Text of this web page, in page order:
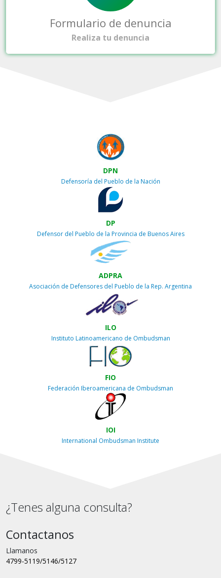
Formulario de denuncia
Realiza tu denuncia
DPN
Defensoría del Pueblo de la Nación
DP
Defensor del Pueblo de la Provincia de Buenos Aires
ADPRA
Asociación de Defensores del Pueblo de la Rep. Argentina
ILO
Instituto Latinoamericano de Ombudsman
FIO
Federación Iberoamericana de Ombudsman
IOI
International Ombudsman Institute
¿Tenes alguna consulta?
Contactanos
Llamanos
4799-5119/5146/5127